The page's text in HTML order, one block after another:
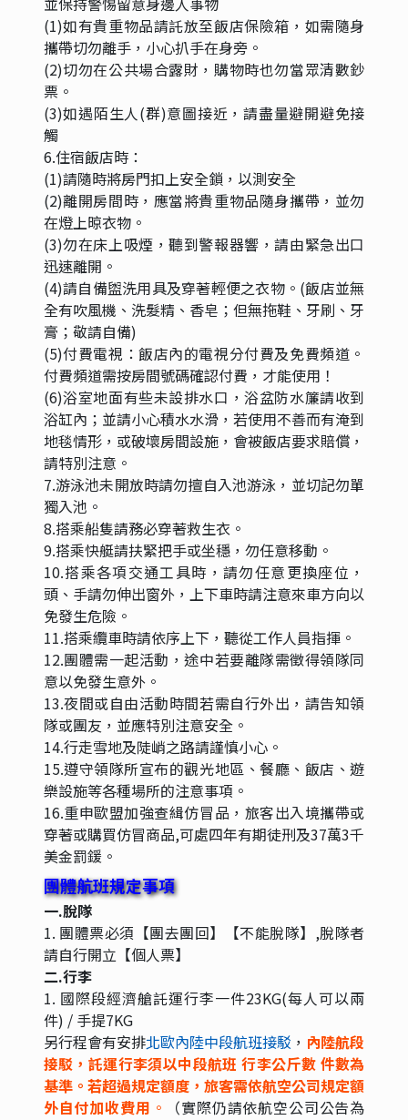
(1)如有貴重物品請託放至飯店保險箱，如需隨身
攜帶切勿離手，小心扒手在身旁。
(2)切勿在公共場合露財，購物時也勿當眾清數鈔
票。
(3)如遇陌生人(群)意圖接近，請盡量避開避免接
觸
6.住宿飯店時：
(1)請隨時將房門扣上安全鎖，以測安全
(2)離開房間時，應當將貴重物品隨身攜帶，並勿
在燈上晾衣物。
(3)勿在床上吸煙，聽到警報器響，請由緊急出口
迅速離開。
(4)請自備盥洗用具及穿著輕便之衣物。(飯店並無
全有吹風機、洗髮精、香皂；但無拖鞋、牙刷、牙
膏；敬請自備)
(5)付費電視：飯店內的電視分付費及免費頻道。
付費頻道需按房間號碼確認付費，才能使用！
(6)浴室地面有些未設排水口，浴盆防水簾請收到
浴缸內；並請小心積水水滑，若使用不善而有淹到
地毯情形，或破壞房間設施，會被飯店要求賠償，
請特別注意。
7.游泳池未開放時請勿擅自入池游泳，並切記勿單
獨入池。
8.搭乘船隻請務必穿著救生衣。
9.搭乘快艇請扶緊把手或坐穩，勿任意移動。
10.搭乘各項交通工具時，請勿任意更換座位，
頭、手請勿伸出窗外，上下車時請注意來車方向以
免發生危險。
11.搭乘纜車時請依序上下，聽從工作人員指揮。
12.團體需一起活動，途中若要離隊需徵得領隊同
意以免發生意外。
13.夜間或自由活動時間若需自行外出，請告知領
隊或團友，並應特別注意安全。
14.行走雪地及陡峭之路請謹慎小心。
15.遵守領隊所宣布的觀光地區、餐廳、飯店、遊
樂設施等各種場所的注意事項。
16.重申歐盟加強查緝仿冒品，旅客出入境攜帶或
穿著或購買仿冒商品,可處四年有期徒刑及37萬3千
美金罰鍰。
團體航班規定事項
一.脫隊
1. 團體票必須【團去團回】【不能脫隊】,脫隊者
請自行開立【個人票】
二.行李
1. 國際段經濟艙託運行李一件23KG(每人可以兩
件) / 手提7KG
另行程會有安排北歐內陸中段航班接駁 ， 內陸航段
接駁， 託運行李須以中段航班 行李公斤數 件數為
基準。若超過規定額度，旅客需依航空公司規定額
外自付加收費用 。
（實際仍請依航空公司公告為